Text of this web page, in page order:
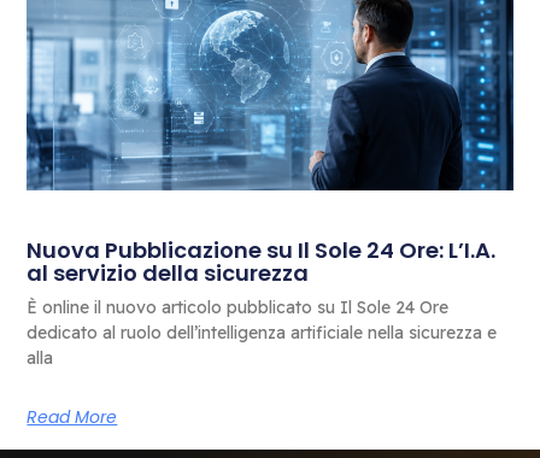
Nuova Pubblicazione su Il Sole 24 Ore: L’I.A.
al servizio della sicurezza
È online il nuovo articolo pubblicato su Il Sole 24 Ore
dedicato al ruolo dell’intelligenza artificiale nella sicurezza e
alla
Read More